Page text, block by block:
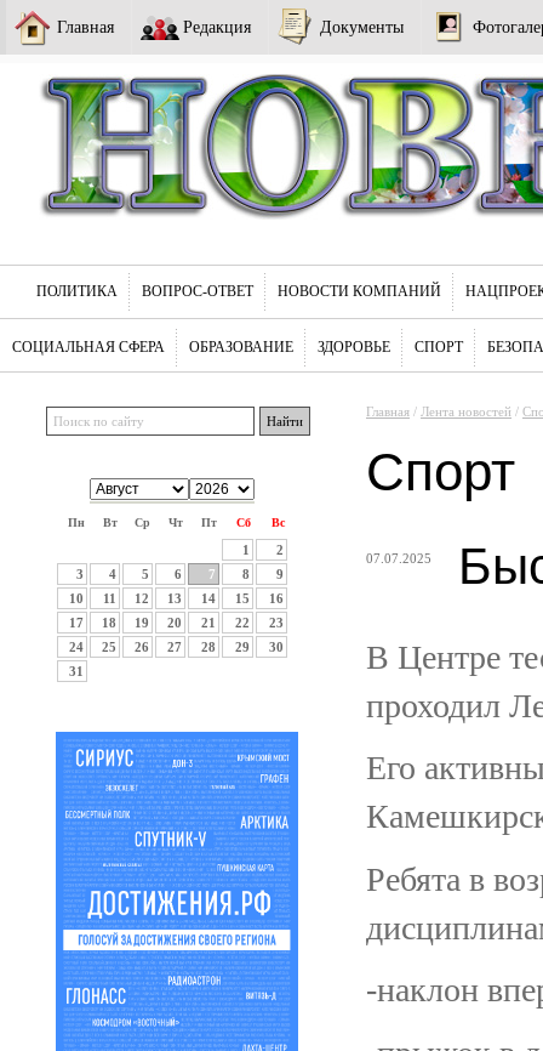
Главная Редакция Документы
ПОЛИТИКА ВОПРОС-ОТВЕТ НОВОСТИ КОМПАНИЙ
СОЦИАЛЬНАЯ СФЕРА ОБРАЗОВАНИЕ ЗДОРОВЬЕ СПОРТ
Пн Вт Ср Чт Пт Сб Вс
1
2
3
4 5 6 7 8
9
10
11 12 13 14 15
16
17
18 19 20 21 22
23
24
25 26 27 28 29
30
31
Главная / Лента новостей /
Спорт
07.07.2025
В Центре
проходил
Его
Ребята в
-наклон